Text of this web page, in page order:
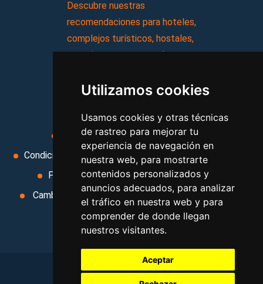
Utilizamos cookies
Usamos cookies y otras técnicas
de rastreo para mejorar tu
experiencia de navegación en
nuestra web, para mostrarte
contenidos personalizados y
anuncios adecuados, para analizar
el tráfico en nuestra web y para
comprender de donde llegan
nuestros visitantes.
Aceptar
Descubre nuestras
recomendaciones para hoteles,
complejos turísticos, hostales,
vacaciones, paquetes de
Aviso legal
Condiciones de uso
Condiciones Generales
Ley de Viajes Combinados
Política de privacidad
Uso de cookies
Cambiar preferencias de cookies
Area privada
Contacto